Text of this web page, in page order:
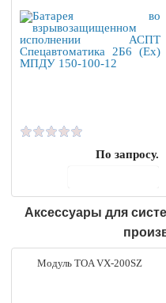
По запросу.
Аксессуары для
Модуль TOA VX-200SZ